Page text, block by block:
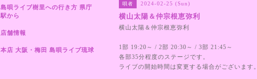
唄者 2024-02-25 (Sun)
横山太陽＆仲宗根恵弥利
横山太陽＆仲宗根恵弥利
1部 19:20～ / 2部 20:30～ / 3部 21:45～
各部35分程度のステージです。
ライブの開始時間は変更する場合がございます。
島唄ライブ樹里への行き方 県庁
駅から
店舗情報
本店 大阪・梅田 島唄ライブ琉球